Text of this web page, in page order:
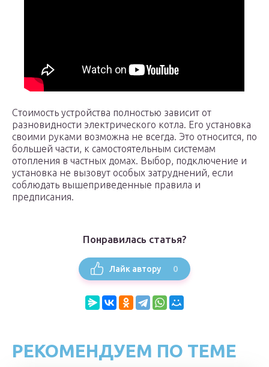
Стоимость устройства полностью зависит от
разновидности электрического котла. Его установка
своими руками возможна не всегда. Это относится, по
большей части, к самостоятельным системам
отопления в частных домах. Выбор, подключение и
установка не вызовут особых затруднений, если
соблюдать вышеприведенные правила и
предписания.
Понравилась статья?
Лайк автору 0
РЕКОМЕНДУЕМ ПО ТЕМЕ